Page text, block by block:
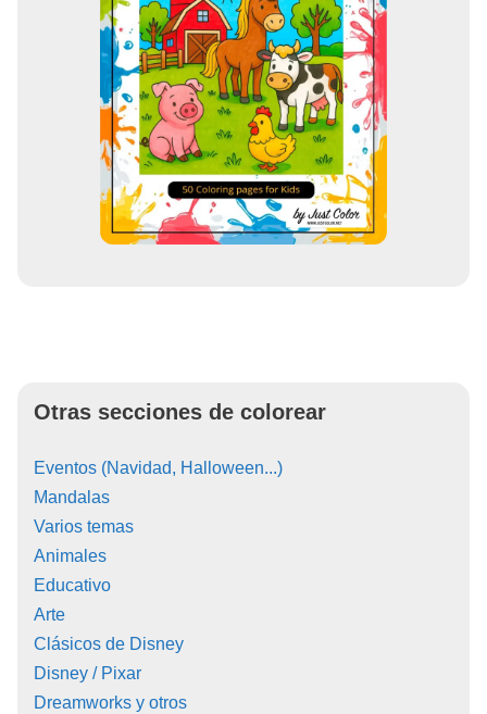
Otras secciones de colorear
Eventos (Navidad, Halloween...)
Mandalas
Varios temas
Animales
Educativo
Arte
Clásicos de Disney
Disney / Pixar
Dreamworks y otros